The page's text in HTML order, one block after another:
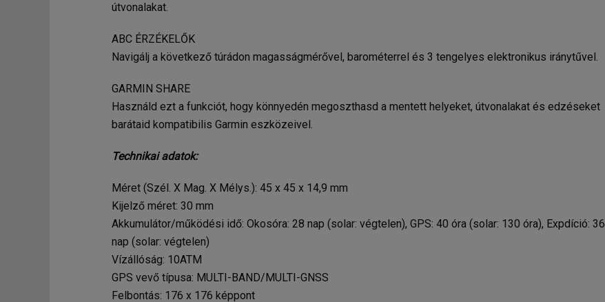
útvonalakat.
ABC ÉRZÉKELŐK
Navigálj a következő túrádon magasságmérővel, barométerrel és 3 tengelyes elektronikus iránytűvel.
GARMIN SHARE
Használd ezt a funkciót, hogy könnyedén megoszthasd a mentett helyeket, útvonalakat és edzéseket
barátaid kompatibilis Garmin eszközeivel.
Technikai adatok:
Méret (Szél. X Mag. X Mélys.): 45 x 45 x 14,9 mm
Kijelző méret: 30 mm
Akkumulátor/működési idő: Okosóra: 28 nap (solar: végtelen), GPS: 40 óra (solar: 130 óra), Expdíció: 36
nap (solar: végtelen)
Vízállóság: 10ATM
GPS vevő típusa: MULTI-BAND/MULTI-GNSS
Felbontás: 176 x 176 képpont